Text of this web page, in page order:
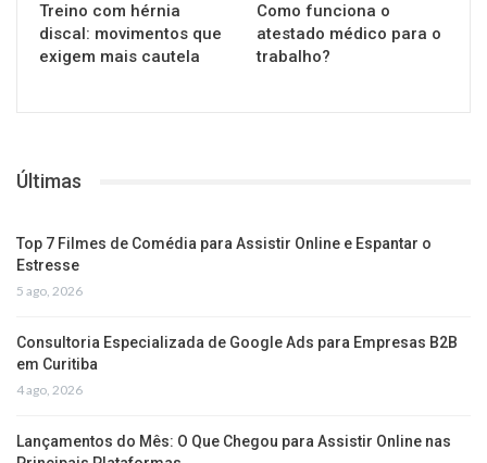
Treino com hérnia
discal: movimentos que
exigem mais cautela
Como funciona o
atestado médico para o
trabalho?
Últimas
Top 7 Filmes de Comédia para Assistir Online e Espantar o
Estresse
5 ago, 2026
Consultoria Especializada de Google Ads para Empresas B2B
em Curitiba
4 ago, 2026
Lançamentos do Mês: O Que Chegou para Assistir Online nas